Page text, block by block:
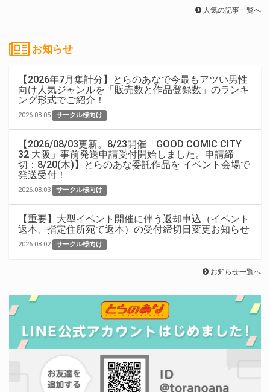
人気の記事一覧へ
お知らせ
【2026年7月集計分】とらのあなで今最もアツい男性
向け人気ジャンルを「販売数と作品登録数」のランキ
ング形式でご紹介！
2026.08.05 サークル様向け
【2026/08/03更新。8/23開催「GOOD COMIC CITY
32 大阪」事前発送申請受付開始しました。申請締
切：8/20(木)】とらのあな委託作品を イベント会場で
発送受付！
2026.08.03 サークル様向け
【重要】大型イベント開催に伴う返却申込（イベント
返本、指定住所宛て返本）の受付締切日変更お知らせ
2026.08.02 サークル様向け
お知らせ一覧へ